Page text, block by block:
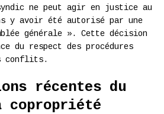
ne peut agir en justice au
y avoir été autorisé par une
générale ». Cette décision
du respect des procédures
conflits.
récentes du